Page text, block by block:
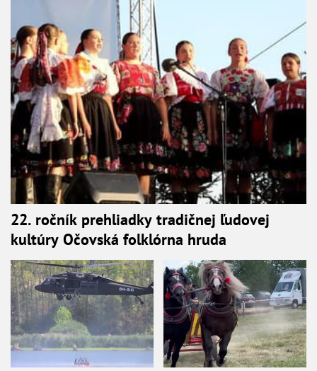
22. ročník prehliadky tradičnej ľudovej
kultúry Očovská folklórna hruda